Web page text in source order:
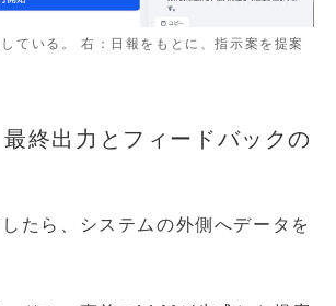
ている。 右：日報をもとに、指示案を提案
終出力とフィードバックの
たら、システムの外側へデータを